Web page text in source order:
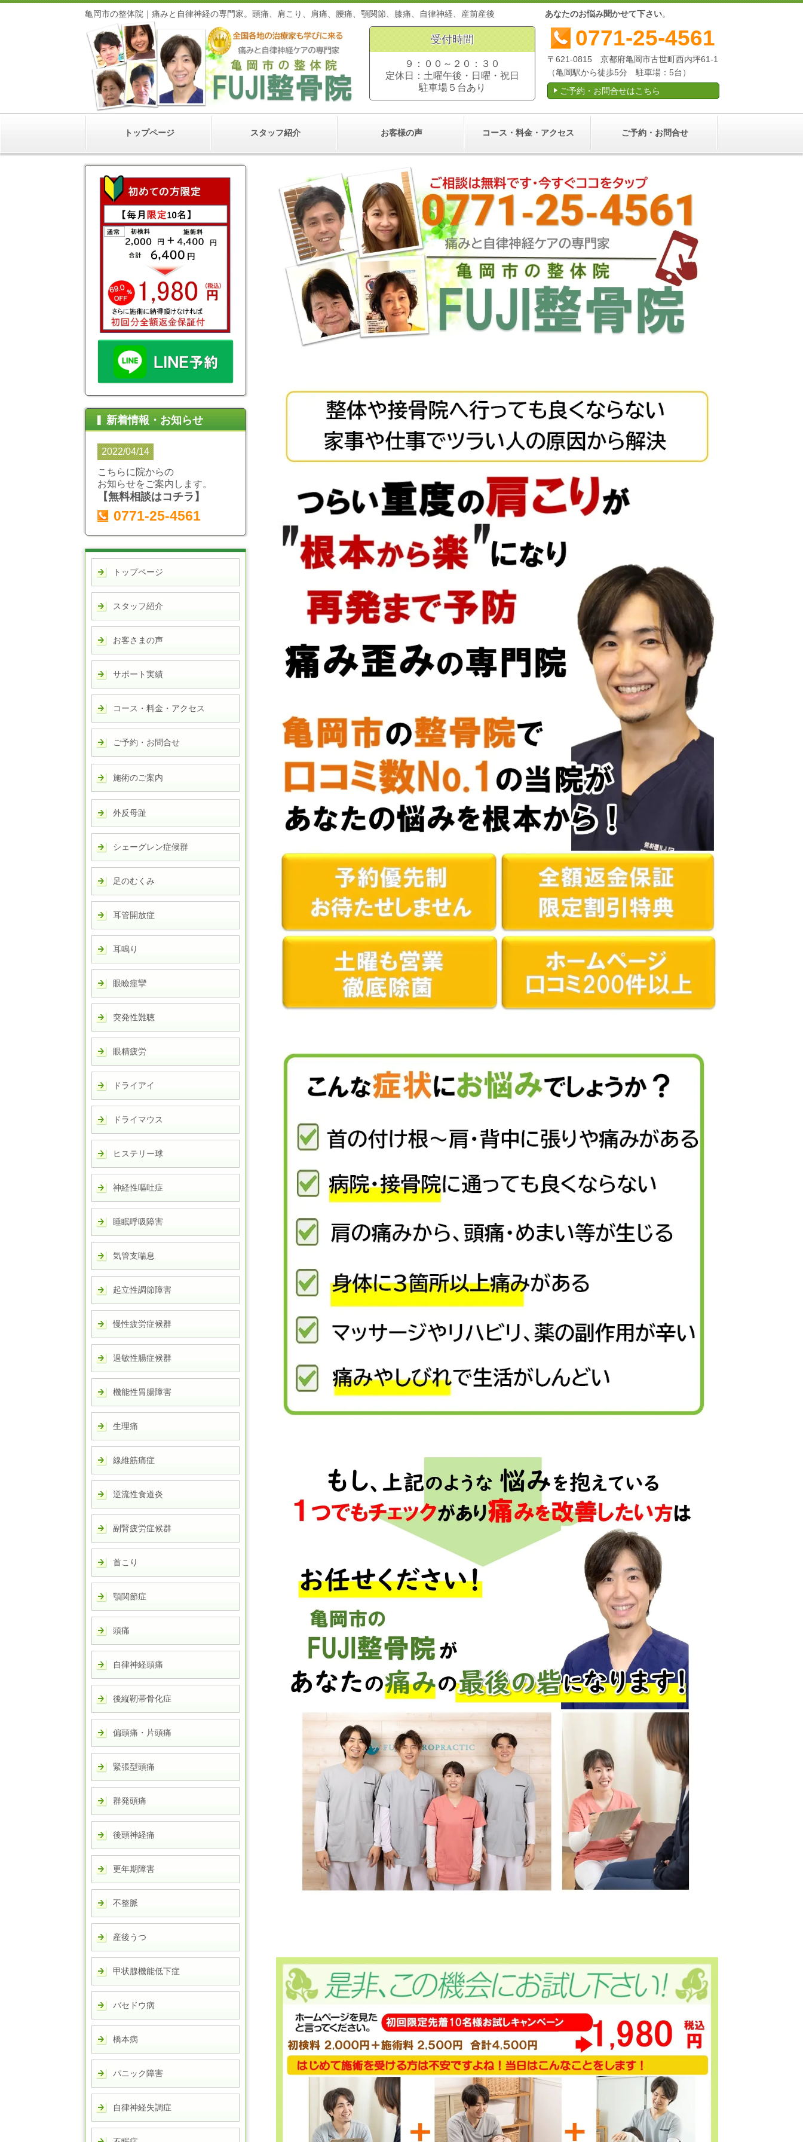
亀岡市の整体院｜痛みと自律神経の専門家。頭痛、肩こり、肩痛、腰痛、顎関節、膝痛、自律神経、産前産後 あなたのお悩み聞かせて下さい。
受付時間
９：００～２０：３０
定休日：土曜午後・日曜・祝日
駐車場５台あり
0771-25-4561
〒621-0815 京都府亀岡市古世町西内坪61-1
（亀岡駅から徒歩5分 駐車場：5台）
ご予約・お問合せはこちら
トップページ スタッフ紹介 お客様の声 コース・料金・アクセス ご予約・お問合せ
新着情報・お知らせ
2022/04/14
こちらに院からの
お知らせをご案内します。
【無料相談はコチラ】
0771-25-4561
トップページ
スタッフ紹介
お客さまの声
サポート実績
コース・料金・アクセス
ご予約・お問合せ
施術のご案内
外反母趾
シェーグレン症候群
足のむくみ
耳管開放症
耳鳴り
眼瞼痙攣
突発性難聴
眼精疲労
ドライアイ
ドライマウス
ヒステリー球
神経性嘔吐症
睡眠呼吸障害
気管支喘息
起立性調節障害
慢性疲労症候群
過敏性腸症候群
機能性胃腸障害
生理痛
線維筋痛症
逆流性食道炎
副腎疲労症候群
首こり
顎関節症
頭痛
自律神経頭痛
後縦靭帯骨化症
偏頭痛・片頭痛
緊張型頭痛
群発頭痛
後頭神経痛
更年期障害
不整脈
産後うつ
甲状腺機能低下症
バセドウ病
橋本病
パニック障害
自律神経失調症